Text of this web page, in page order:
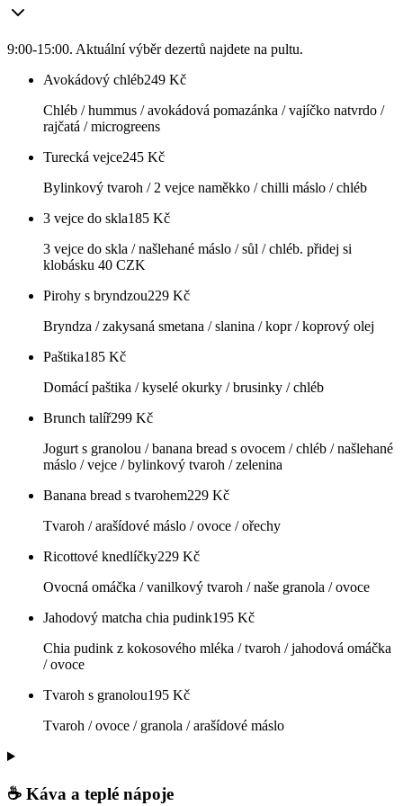
9:00-15:00. Aktuální výběr dezertů najdete na pultu.
Avokádový chléb249 Kč
Chléb / hummus / avokádová pomazánka / vajíčko natvrdo /
rajčatá / microgreens
Turecká vejce245 Kč
Bylinkový tvaroh / 2 vejce naměkko / chilli máslo / chléb
3 vejce do skla185 Kč
3 vejce do skla / našlehané máslo / sůl / chléb. přidej si
klobásku 40 CZK
Pirohy s bryndzou229 Kč
Bryndza / zakysaná smetana / slanina / kopr / koprový olej
Paštika185 Kč
Domácí paštika / kyselé okurky / brusinky / chléb
Brunch talíř299 Kč
Jogurt s granolou / banana bread s ovocem / chléb / našlehané
máslo / vejce / bylinkový tvaroh / zelenina
Banana bread s tvarohem229 Kč
Tvaroh / arašídové máslo / ovoce / ořechy
Ricottové knedlíčky229 Kč
Ovocná omáčka / vanilkový tvaroh / naše granola / ovoce
Jahodový matcha chia pudink195 Kč
Chia pudink z kokosového mléka / tvaroh / jahodová omáčka
/ ovoce
Tvaroh s granolou195 Kč
Tvaroh / ovoce / granola / arašídové máslo
☕ Káva a teplé nápoje